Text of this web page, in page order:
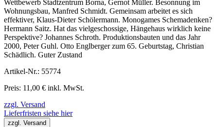
Wettbewerb Stadtzentrum Borna, Gernot Müller. Besonnung im
Wohnungsbau, Manfred Schmidt. Gemeinsam arbeitet es sich
effektiver, Klaus-Dieter Schölermann. Monogames Schemadenken?
Hermann Saitz. Hat das vielgeschossige, Hängehaus wirklich keine
Perspektive? Johannes Schroth. Produktionsbauten und das Jahr
2000, Peter Guhl. Otto Englberger zum 65. Geburtstag, Christian
Schädlich. Guter Zustand
Artikel-Nr.: 55774
Preis: 11,00 € inkl. MwSt.
zzgl. Versand
Lieferfristen siehe hier
zzgl. Versand